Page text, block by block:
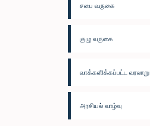
சபை வருகை
குழு வருகை
வாக்களிக்கப்பட்ட வரலாறு
அரசியல் வாழ்வு